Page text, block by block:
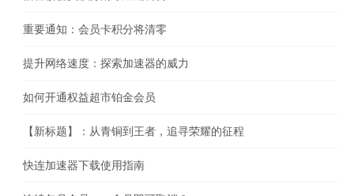
重要通知：会员卡积分将清零
提升网络速度：探索加速器的威力
如何开通权益超市铂金会员
【新标题】：从青铜到王者，追寻荣耀的征程
快连加速器下载使用指南